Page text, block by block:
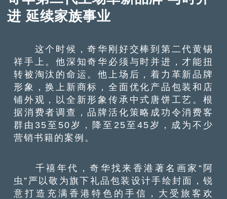
进 延续家族事业
这个时候，奇华刚好交棒到第二代黄锡
祥手上。他深知奇华必须与时并进，才能扭
转被淘汰的命运。他上场后，着力革新品牌
形象，换上新商标，全面优化产品包装和店
铺外观，以全新形象传承中式唐饼工艺。根
据消费者调查，品牌活化策略成功令消费客
群由35至50岁，降至25至45岁，成为不少
营销书籍的案例。
千禧年代，奇华找来香港著名画家“阿
虫”严以敬为旗下礼品包装设计手绘封面，锐
意打造充满香港特色的手信，大受旅客欢